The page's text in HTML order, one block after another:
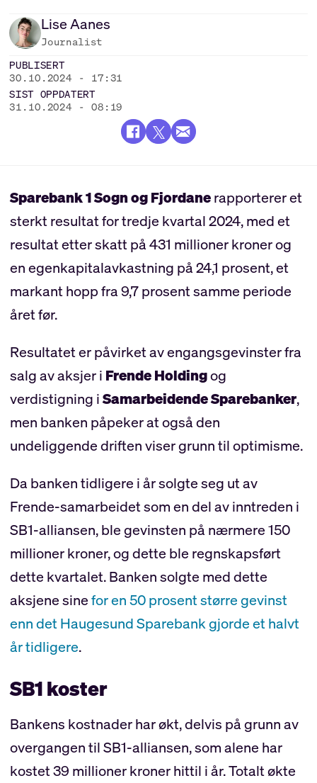
LiseAanes
Journalist
PUBLISERT
30.10.2024 - 17:31
SIST OPPDATERT
31.10.2024 - 08:19
Sparebank 1 Sogn og Fjordanerapporterer et
sterkt resultat for tredje kvartal 2024, med et
resultat etter skatt på 431 millioner kroner og
en egenkapitalavkastning på 24,1 prosent, et
markant hopp fra 9,7 prosent samme periode
året før.
Resultatet er påvirket av engangsgevinster fra
salg av aksjer i Frende Holdingog
verdistigning iSamarbeidende Sparebanker,
men banken påpeker at også den
undeliggende driften viser grunn til optimisme.
Da banken tidligere i år solgte seg ut av
Frende-samarbeidet som en del av inntreden i
SB1-alliansen, ble gevinsten på nærmere 150
millioner kroner, og dette ble regnskapsført
dette kvartalet. Banken solgte med dette
aksjene sinefor en 50 prosent større gevinst
enn det Haugesund Sparebank gjorde et halvt
år tidligere.
SB1 koster
Bankens kostnader har økt, delvis på grunn av
overgangen til SB1-alliansen, som alene har
kostet 39 millioner kroner hittil i år. Totalt økte